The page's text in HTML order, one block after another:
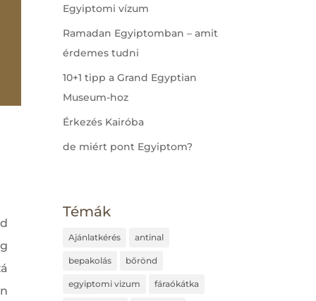
Egyiptomi vízum
Ramadan Egyiptomban – amit
érdemes tudni
10+1 tipp a Grand Egyptian
Museum-hoz
Érkezés Kairóba
de miért pont Egyiptom?
Témák
Ajánlatkérés antinal
bepakolás bőrönd
egyiptomi vizum fáraókátka